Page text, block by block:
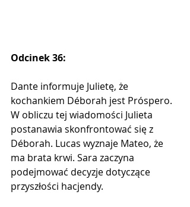
Odcinek 36:
Dante informuje Julietę, że
kochankiem Déborah jest Próspero.
W obliczu tej wiadomości Julieta
postanawia skonfrontować się z
Déborah. Lucas wyznaje Mateo, że
ma brata krwi. Sara zaczyna
podejmować decyzje dotyczące
przyszłości hacjendy.